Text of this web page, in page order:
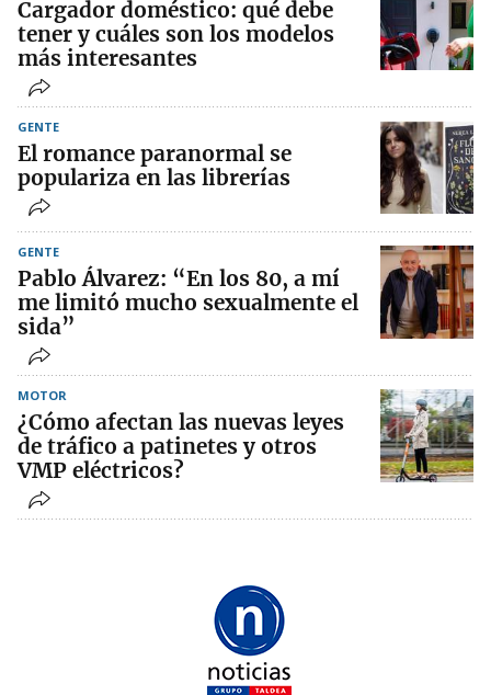
Cargador doméstico: qué debe
tener y cuáles son los modelos
más interesantes
GENTE
El romance paranormal se
populariza en las librerías
GENTE
Pablo Álvarez: “En los 80, a mí
me limitó mucho sexualmente el
sida”
MOTOR
¿Cómo afectan las nuevas leyes
de tráfico a patinetes y otros
VMP eléctricos?